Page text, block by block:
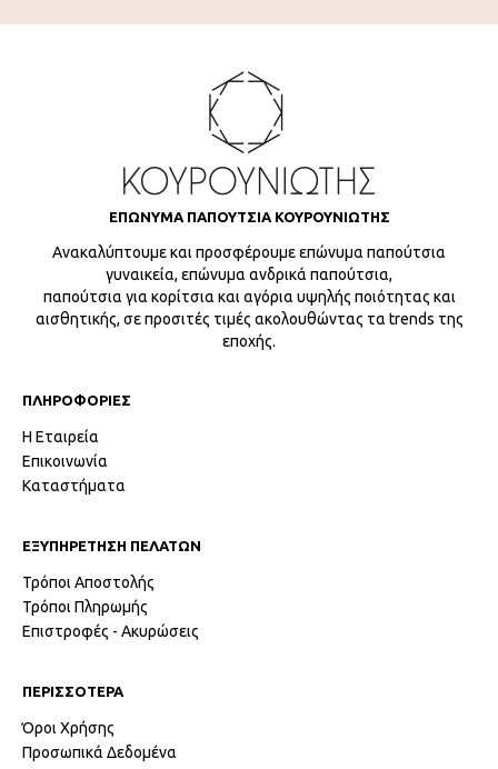
ΕΠΩΝΥΜΑ ΠΑΠΟΥΤΣΙΑ ΚΟΥΡΟΥΝΙΩΤΗΣ
Ανακαλύπτουμε και προσφέρουμε επώνυμα παπούτσια
γυναικεία, επώνυμα ανδρικά παπούτσια,
παπούτσια για κορίτσια και αγόρια υψηλής ποιότητας και
αισθητικής, σε προσιτές τιμές ακολουθώντας τα trends της
εποχής.
ΠΛΗΡΟΦΟΡΙΕΣ
Η Εταιρεία
Επικοινωνία
Καταστήματα
ΕΞΥΠΗΡΕΤΗΣΗ ΠΕΛΑΤΩΝ
Τρόποι Αποστολής
Τρόποι Πληρωμής
Επιστροφές - Ακυρώσεις
ΠΕΡΙΣΣΟΤΕΡΑ
Όροι Χρήσης
Προσωπικά Δεδομένα